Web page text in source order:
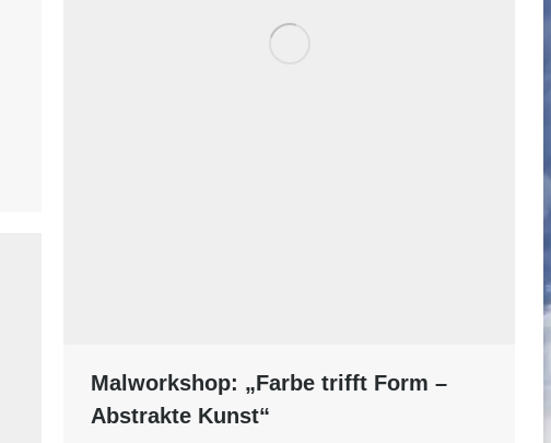
Malworkshop: „Farbe trifft Form –
Abstrakte Kunst“